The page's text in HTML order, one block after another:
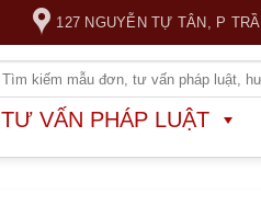
127 NGUYỄN TỰ TÂN, P
TƯ VẤN PHÁP LUẬT